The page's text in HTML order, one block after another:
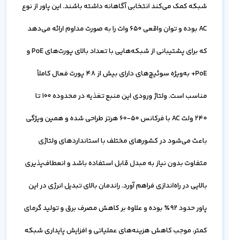
شبکه کمک می‌کند انتخابی آگاهانه داشته باشند. این پاور از نوع
AC بوده و توان واقعی 650 وات را به صورت مداوم ارائه می‌دهد
که برای پشتیبانی از شبکه‌هایی با تعداد بالای پورت‌های PoE و
PoE+ به‌ویژه سوئیچ‌های دارای بیش از 48 پورت فعال کاملاً
مناسب است. ولتاژ ورودی این منبع تغذیه در محدوده 100 تا
240 ولت AC با فرکانس 50-60 هرتز طراحی شده و همین ویژگی
باعث می‌شود در کشورهای مختلف با استانداردهای ولتاژی
متفاوت بدون نیاز به مبدل قابل استفاده باشد و انعطاف‌پذیری
بالایی در راه‌اندازی فراهم آورد. راندمان بالای تبدیل انرژی در این
پاور حدود 92٪ بوده و علاوه بر کاهش مصرف برق و تولید گرمای
کمتر، موجب کاهش هزینه‌های عملیاتی و افزایش پایداری شبکه